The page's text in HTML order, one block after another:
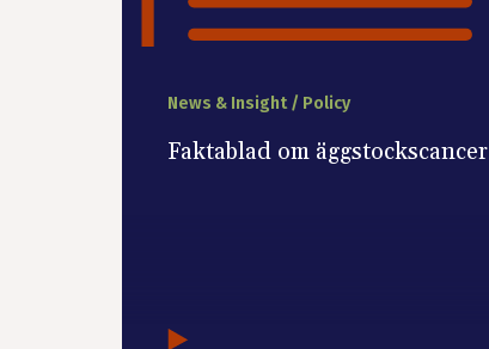
News & Insight / Policy
Faktablad om äggstockscancer